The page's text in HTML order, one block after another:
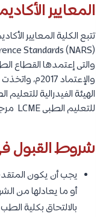
المعايير
تتبع الكلية المعايير
والتى إعتمدها القطاع
والإعتماد
للتعليم الطبى LCME مرجعاً لها عند تصميم اللائحة
شروط القبول
يجب أن يكون
أو ما يعادلها من
بالالتحاق بكلية